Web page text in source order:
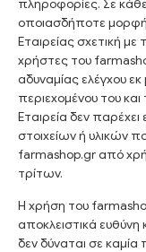
πληροφορίες. Σε
οποιασδήποτε
Εταιρείας σχετική
χρήστες του
αδυναμίας ελέγχου
περιεχομένου του
Εταιρεία δεν
στοιχείων ή υλικών
farmashop.gr από
τρίτων.
Η χρήση του
αποκλειστικά ευθύνη
δεν δύναται σε